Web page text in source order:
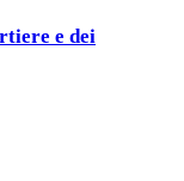
e dei